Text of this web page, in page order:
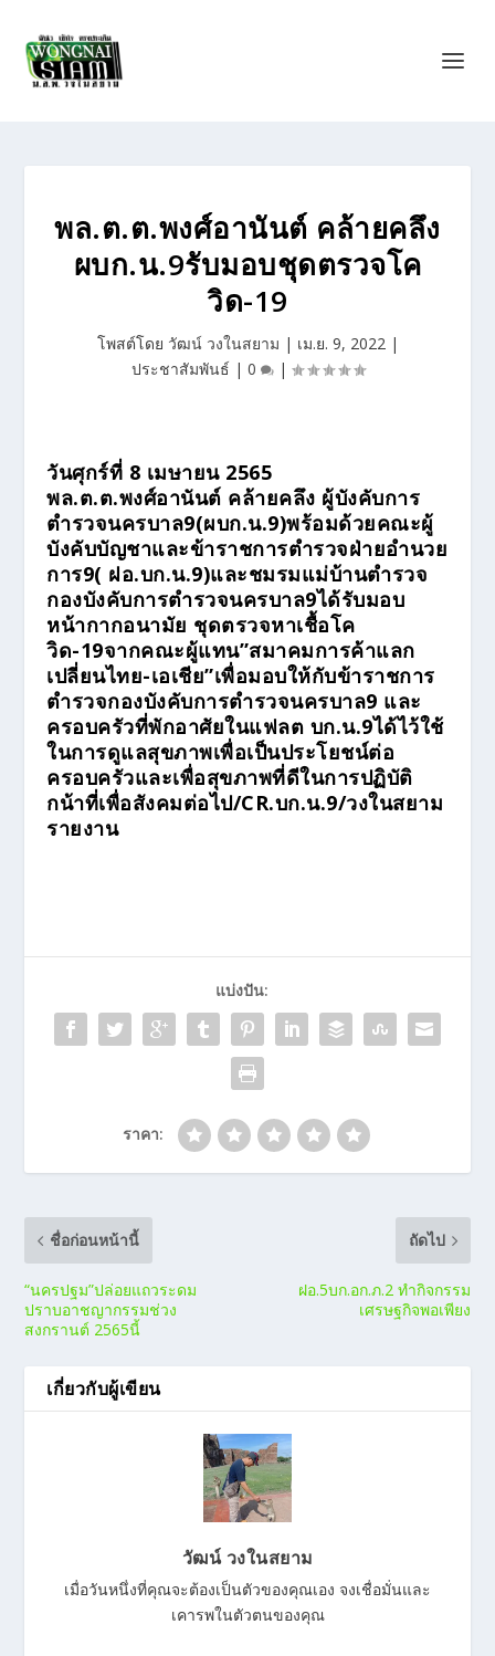
พล.ต.ต.พงศ์อานันต์ คล้ายคลึง
ผบก.น.9รับมอบชุดตรวจโค
วิด-19
โพสต์โดย วัฒน์ วงในสยาม | เม.ย. 9, 2022|
ประชาสัมพันธ์ | 0 |
วันศุกร์ที่ 8 เมษายน 2565
พล.ต.ต.พงศ์อานันต์ คล้ายคลึง ผู้บังคับการ
ตำรวจนครบาล9(ผบก.น.9)พร้อมด้วยคณะผู้
บังคับบัญชาและข้าราชการตำรวจฝ่ายอำนวย
การ9( ฝอ.บก.น.9)และชมรมแม่บ้านตำรวจ
กองบังคับการตำรวจนครบาล9ได้รับมอบ
หน้ากากอนามัย ชุดตรวจหาเชื้อโค
วิด-19จากคณะผู้แทน”สมาคมการค้าแลก
เปลี่ยนไทย-เอเชีย”เพื่อมอบให้กับข้าราชการ
ตำรวจกองบังคับการตำรวจนครบาล9 และ
ครอบครัวที่พักอาศัยในแฟลต บก.น.9ได้ไว้ใช้
ในการดูแลสุขภาพเพื่อเป็นประโยชน์ต่อ
ครอบครัวและเพื่อสุขภาพที่ดีในการปฏิบัติ
กน้าที่เพื่อสังคมต่อไป/CR.บก.น.9/วงในสยาม
รายงาน
แบ่งปัน:
ราคา:
ชื่อก่อนหน้านี้
“นครปฐม”ปล่อยแถวระดม
ปราบอาชญากรรมช่วง
สงกรานต์ 2565นี้
ถัดไป
ฝอ.5บก.อก.ภ.2 ทำกิจกรรม
เศรษฐกิจพอเพียง
เกี่ยวกับผู้เขียน
วัฒน์ วงในสยาม
เมื่อวันหนึ่งที่คุณจะต้องเป็นตัวของคุณเอง จงเชื่อมั่นและ
เคารพในตัวตนของคุณ